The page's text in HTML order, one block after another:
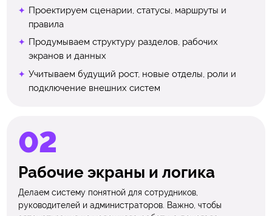
Проектируем сценарии, статусы, маршруты и
правила
Продумываем структуру разделов, рабочих
экранов и данных
Учитываем будущий рост, новые отделы, роли и
подключение внешних систем
Рабочие экраны и логика
Делаем систему понятной для сотрудников,
руководителей и администраторов. Важно, чтобы